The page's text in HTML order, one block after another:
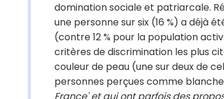
domination sociale et patriarcale.
une personne sur six (16 %) a déjà
(contre 12 % pour la population
critères de discrimination les plus
couleur de peau (une sur deux de
personnes perçues comme